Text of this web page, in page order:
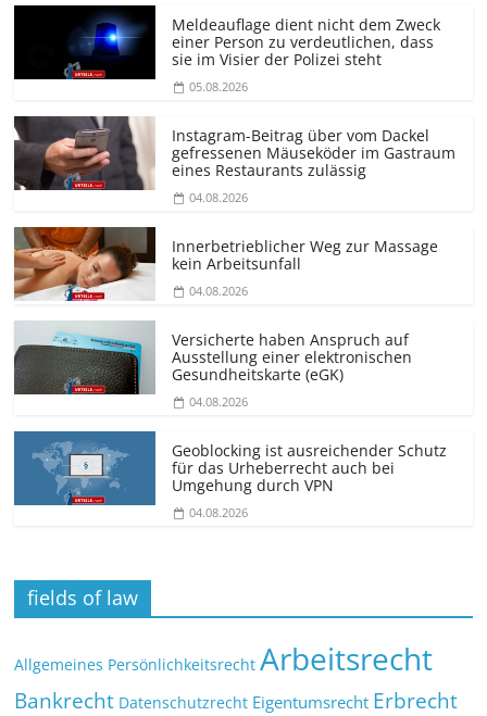
Meldeauflage dient nicht dem Zweck
einer Person zu verdeutlichen, dass
sie im Visier der Polizei steht
05.08.2026
Instagram-Beitrag über vom Dackel
gefressenen Mäuseköder im Gastraum
eines Restaurants zulässig
04.08.2026
Innerbetrieblicher Weg zur Massage
kein Arbeitsunfall
04.08.2026
Versicherte haben Anspruch auf
Ausstellung einer elektronischen
Gesundheitskarte (eGK)
04.08.2026
Geoblocking ist ausreichender Schutz
für das Urheberrecht auch bei
Umgehung durch VPN
04.08.2026
fields of law
Allgemeines Persönlichkeitsrecht Arbeitsrecht
Bankrecht Datenschutzrecht Eigentumsrecht Erbrecht